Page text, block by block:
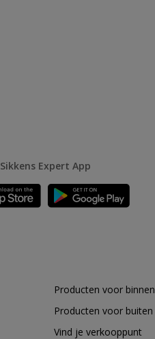
Sikkens Expert App
Producten voor binnen
Producten voor buiten
Vind je verkooppunt